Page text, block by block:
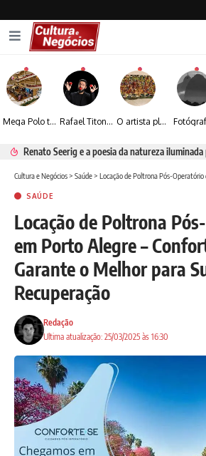
Mega Polo transforma lançamento de coleção em plataforma nacional de negócios e projeta crescimento de mais de 15% Rafael Titonelly leva magia e acolhimento a crianças em tratamento oncológico em Juiz de Fora O artista plástico Jorge Luiz transforma sustentabilidade e criatividade em arte contemporânea
Renato Seerig e a poesia da natureza iluminada
Cultura e Negócios> Saúde> Locação de Poltrona Pós-Operatório em Porto Alegre –
SAÚDE
Locação de Poltrona
em Porto Alegre –
Garante o Melhor para
Recuperação
Ultima atualização: 25/03/2025 às 16:30
Redação